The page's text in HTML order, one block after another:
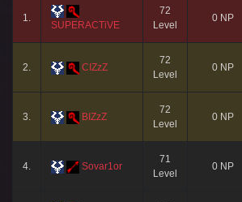
1.
SUPERACTiVE
72
Level
0 NP
2. CIZzZ
72
Level
0 NP
3. BIZzZ
72
Level
0 NP
4. Sovar1or
71
Level
0 NP